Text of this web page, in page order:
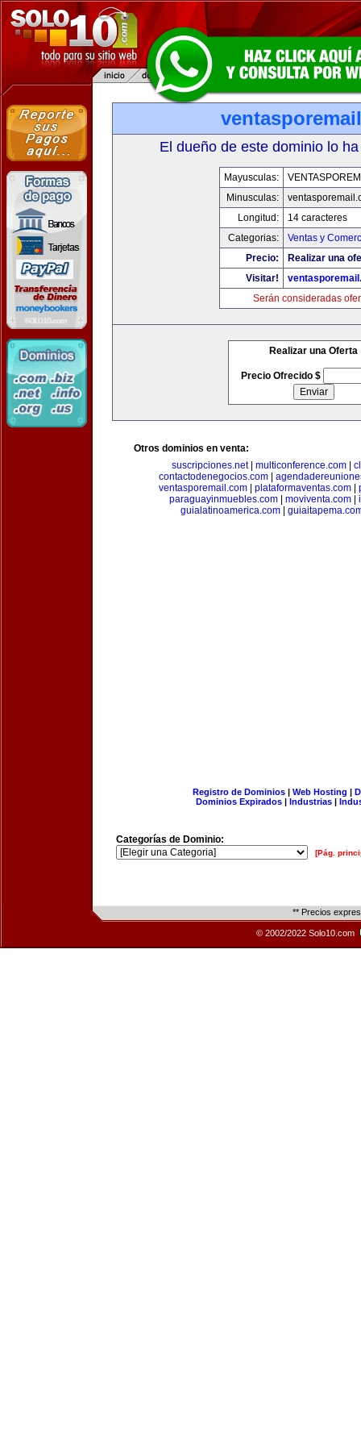
El dueño de este dominio lo
Mayusculas:
Minusculas:
Longitud:
14 caracteres
Categorias:
Ventas y
Precio:
Realizar una
Visitar!
Serán consideradas
Realizar una Oferta
Precio Ofrecido $
Otros dominios en venta:
suscripciones.net| multiconference.com|
contactodenegocios.com|
ventasporemail.com| plataformaventas.com|
paraguayinmuebles.com| moviventa.com|
guialatinoamerica.com
Registro de Dominios| Web Hosting |
Dominios Expirados | Industrias |
Categorías de Dominio:
[Pág.
** Precios
© 2002/2022 Solo10.com